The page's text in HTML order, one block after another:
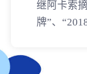
继阿卡索
牌”、